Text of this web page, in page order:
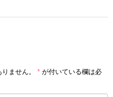
ません。 * が付いている欄は必